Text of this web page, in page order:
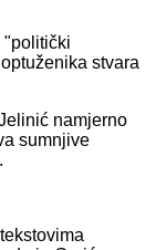
"politički
stvara
namjerno
sumnjive